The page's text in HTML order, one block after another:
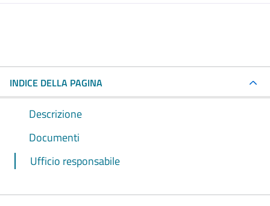
INDICE DELLA PAGINA
Descrizione
Documenti
Ufficio responsabile